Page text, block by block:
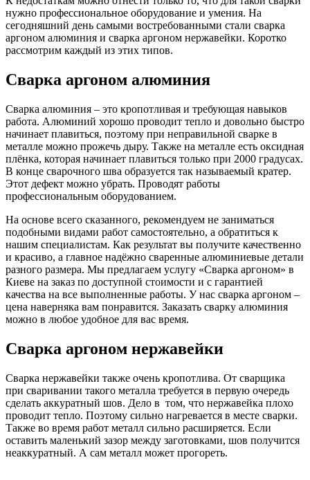
нужно профессиональное оборудование и умения. На
сегодняшний день самыми востребованными стали сварка
аргоном алюминия и сварка аргоном нержавейки. Коротко
рассмотрим каждый из этих типов.
Сварка аргоном алюминия
Сварка алюминия – это кропотливая и требующая навыков
работа. Алюминий хорошо проводит тепло и довольно быстро
начинает плавиться, поэтому при неправильной сварке в
металле можно прожечь дыру. Также на металле есть оксидная
плёнка, которая начинает плавиться только при 2000 градусах.
В конце сварочного шва образуется так называемый кратер.
Этот дефект можно убрать. Проводят работы
профессиональным оборудованием.
На основе всего сказанного, рекомендуем не заниматься
подобными видами работ самостоятельно, а обратиться к
нашим специалистам. Как результат вы получите качественно
и красиво, а главное надёжно сваренные алюминиевые детали
разного размера. Мы предлагаем услугу «Сварка аргоном» в
Киеве на заказ по доступной стоимости и с гарантией
качества на все выполненные работы. У нас сварка аргоном –
цена наверняка вам понравится. Заказать сварку алюминия
можно в любое удобное для вас время.
Сварка аргоном нержавейки
Сварка нержавейки также очень кропотлива. От сварщика
при сваривании такого металла требуется в первую очередь
сделать аккуратный шов. Дело в том, что нержавейка плохо
проводит тепло. Поэтому сильно нагревается в месте сварки.
Также во время работ металл сильно расширяется. Если
оставить маленький зазор между заготовками, шов получится
неаккуратный. А сам металл может прогореть.